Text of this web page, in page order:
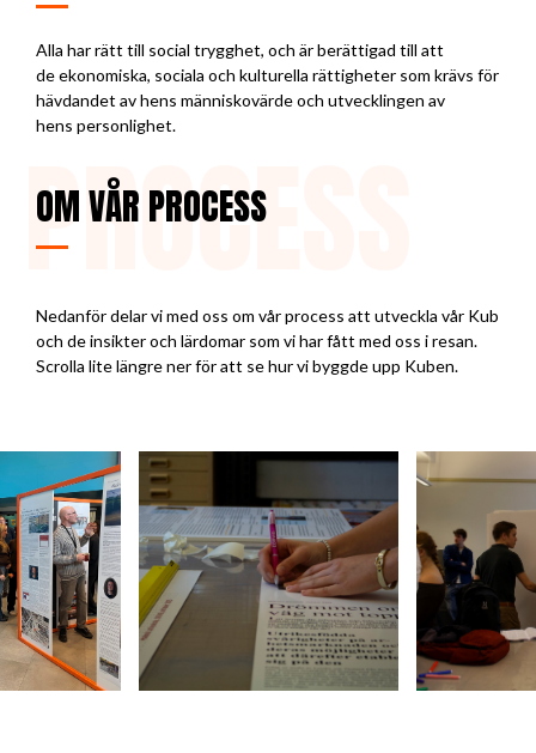
Alla har rätt till social trygghet, och är berättigad till att
de ekonomiska, sociala och kulturella rättigheter som krävs för
hävdandet av hens människovärde och utvecklingen av
hens personlighet.
PROCESS
OM VÅR PROCESS
Nedanför delar vi med oss om vår process att utveckla vår Kub
och de insikter och lärdomar som vi har fått med oss i resan.
Scrolla lite längre ner för att se hur vi byggde upp Kuben.